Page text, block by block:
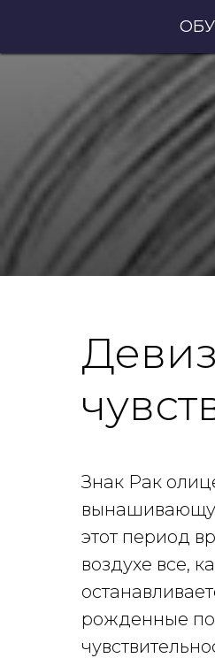
Знак Рак
этот период
воздухе все,
рожденные